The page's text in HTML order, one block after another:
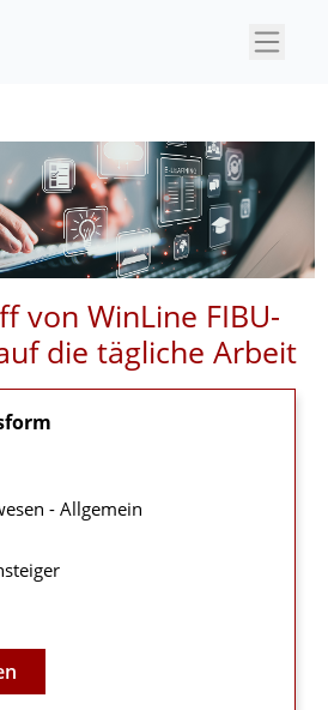
×
von WinLine FIBU-
die tägliche Arbeit
- Allgemein